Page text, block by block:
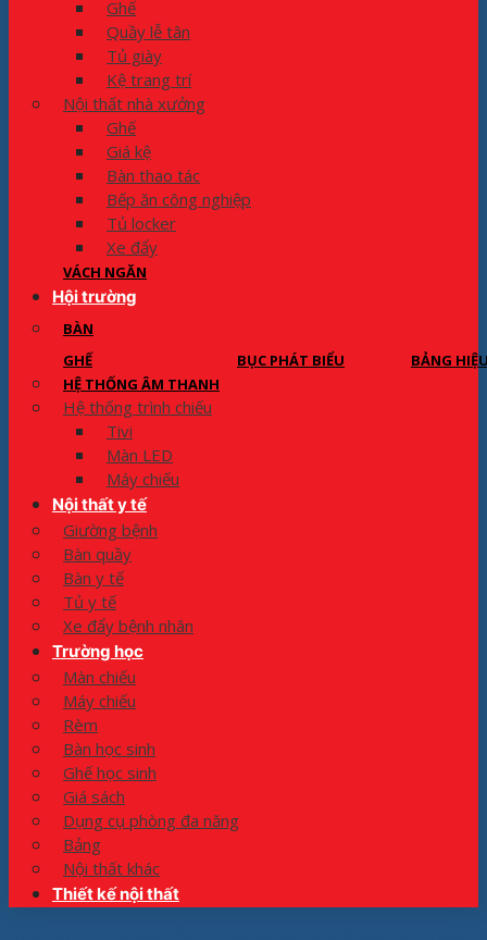
Ghế
Quầy lễ tân
Tủ giày
Kệ trang trí
Nội thất nhà xưởng
Ghế
Giá kệ
Bàn thao tác
Bếp ăn công nghiệp
Tủ locker
Xe đẩy
VÁCH NGĂN
Hội trường
BÀN
GHẾ
BỤC PHÁT BIỂU
BẢNG
HỆ THỐNG ÂM THANH
Hệ thống trình chiếu
Tivi
Màn LED
Máy chiếu
Nội thất y tế
Giường bệnh
Bàn quầy
Bàn y tế
Tủ y tế
Xe đẩy bệnh nhân
Trường học
Màn chiếu
Máy chiếu
Rèm
Bàn học sinh
Ghế học sinh
Giá sách
Dụng cụ phòng đa năng
Bảng
Nội thất khác
Thiết kế nội thất